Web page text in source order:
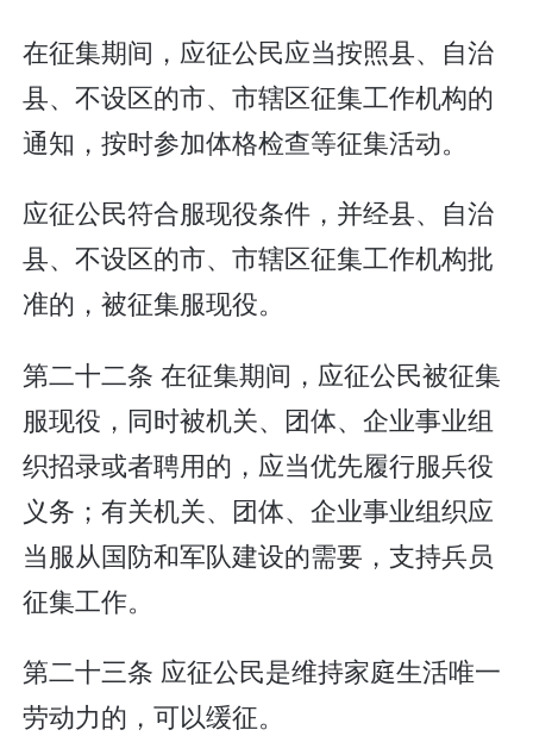
在征集期间，应征公民应当按照县、自治
县、不设区的市、市辖区征集工作机构的
通知，按时参加体格检查等征集活动。
应征公民符合服现役条件，并经县、自治
县、不设区的市、市辖区征集工作机构批
准的，被征集服现役。
第二十二条 在征集期间，应征公民被征集
服现役，同时被机关、团体、企业事业组
织招录或者聘用的，应当优先履行服兵役
义务；有关机关、团体、企业事业组织应
当服从国防和军队建设的需要，支持兵员
征集工作。
第二十三条 应征公民是维持家庭生活唯一
劳动力的，可以缓征。